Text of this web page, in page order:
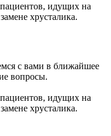
идущих на
хрусталика.
с вами в ближайшее
вопросы.
идущих на
хрусталика.